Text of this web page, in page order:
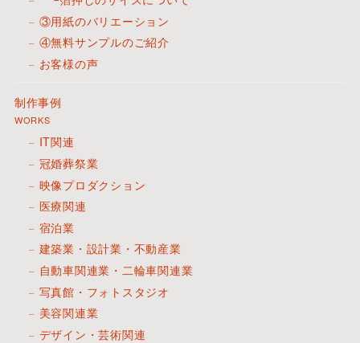
③用紙のバリエーション
④無料サンプルのご紹介
お客様の声
制作事例
WORKS
IT関連
冠婚葬祭業
映像プロダクション
医療関連
宿泊業
建築業・設計業・不動産業
自動車関連業・二輪車関連業
写真館・フォトスタジオ
美容関連業
デザイン・芸術関連